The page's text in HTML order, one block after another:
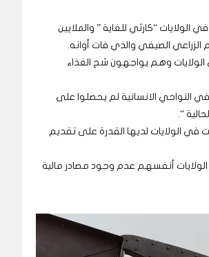
“كارثي للغاية ” والملايين
الصيفي والذي فات أوانه.
وهم يواجهون شح الغذاء
الآن معقد في النواحي الانسانية لم يحصلوا على
“.
الولايات لديها القدرة على تقديم
الولايات أنفسهم عدم وجود مصادر مالية